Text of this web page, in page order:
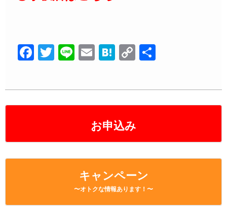
お申込み
キャンペーン
〜オトクな情報あります！〜
F
c
e
T
tt
er
Li
e
E
ail
H
e
n
a
C
p
y
n